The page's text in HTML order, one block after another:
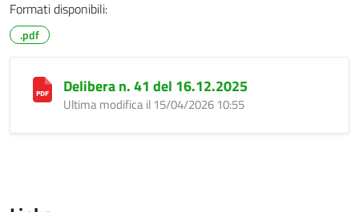
Formati disponibili:
.pdf
Delibera n. 41 del 16.12.2025
Ultima modifica il 15/04/2026 10:55